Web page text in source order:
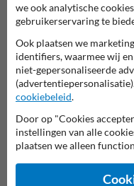
Verbodsborden
we ook analytische
gebruikerservaring te
Ook plaatsen we
identifiers, waarmee wij
niet-gepersonaliseerde
cookiebeleid.
Door op "Cookies
instellingen van alle
plaatsen we alleen